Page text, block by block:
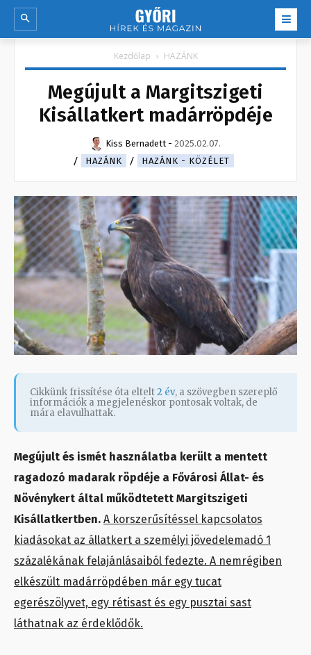
Kezdőlap HAZÁNK
Megújult a Margitszigeti
Kisállatkert madárröpdéje
Kiss Bernadett - 2025.02.07.
HAZÁNK
HAZÁNK - KÖZÉLET
Cikkünk frissítése óta eltelt2 év, a szövegben szereplő
információk a megjelenéskor pontosak voltak, de
mára elavulhattak.
Megújult és ismét használatba került a mentett
ragadozó madarak röpdéje a Fővárosi Állat- és
Növénykert által működtetett Margitszigeti
Kisállatkertben. A korszerűsítéssel kapcsolatos
kiadásokat az állatkert a személyi jövedelemadó 1
százalékának felajánlásaiból fedezte. A nemrégiben
elkészült madárröpdében már egy tucat
egerészölyvet, egy rétisast és egy pusztai sast
láthatnak az érdeklődők.